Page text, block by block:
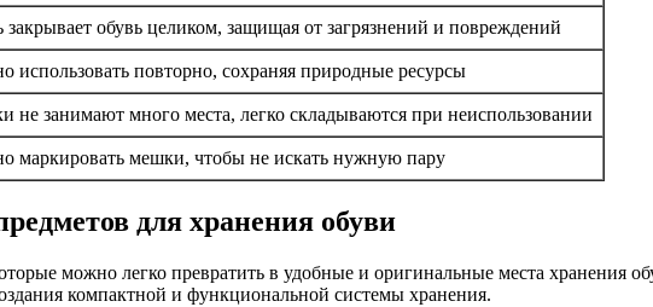
закрывает обувь целиком, защищая от загрязнений и повреждений
использовать повторно, сохраняя природные ресурсы
не занимают много места, легко складываются при неиспользовании
маркировать мешки, чтобы не искать нужную пару
для хранения обуви
можно легко превратить в удобные и оригинальные места
компактной и функциональной системы хранения.